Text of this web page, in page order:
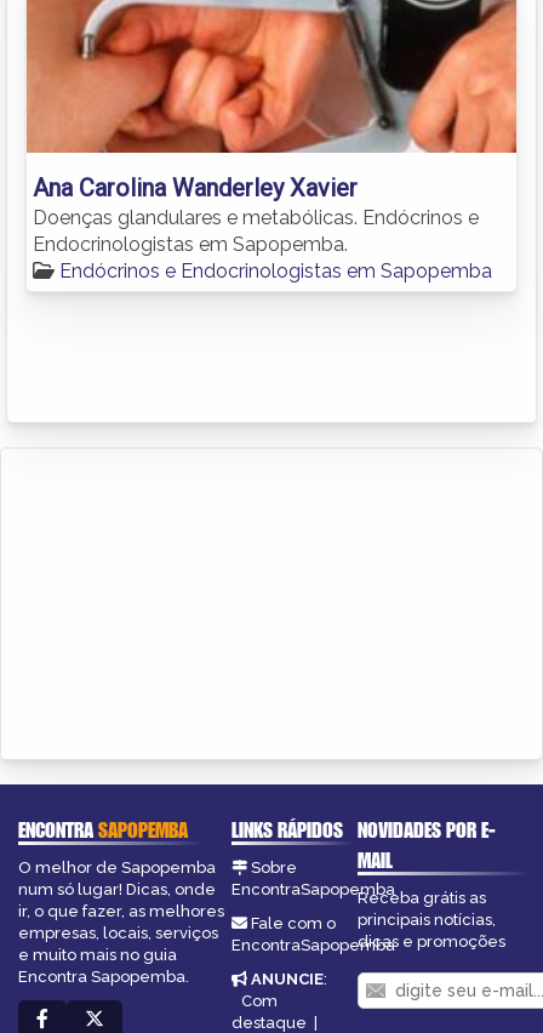
Ana Carolina Wanderley Xavier
Doenças glandulares e metabólicas. Endócrinos e
Endocrinologistas em Sapopemba.
Endócrinos e Endocrinologistas em Sapopemba
ENCONTRASAPOPEMBA
O melhor de Sapopemba
num só lugar! Dicas, onde
ir, o que fazer, as melhores
empresas, locais, serviços
e muito mais no guia
Encontra Sapopemba.
LINKS RÁPIDOS
Sobre
EncontraSapopemba
Fale com o
EncontraSapopemba
ANUNCIE:
Com
destaque |
NOVIDADES POR E-
MAIL
Receba grátis as
principais notícias,
dicas e promoções